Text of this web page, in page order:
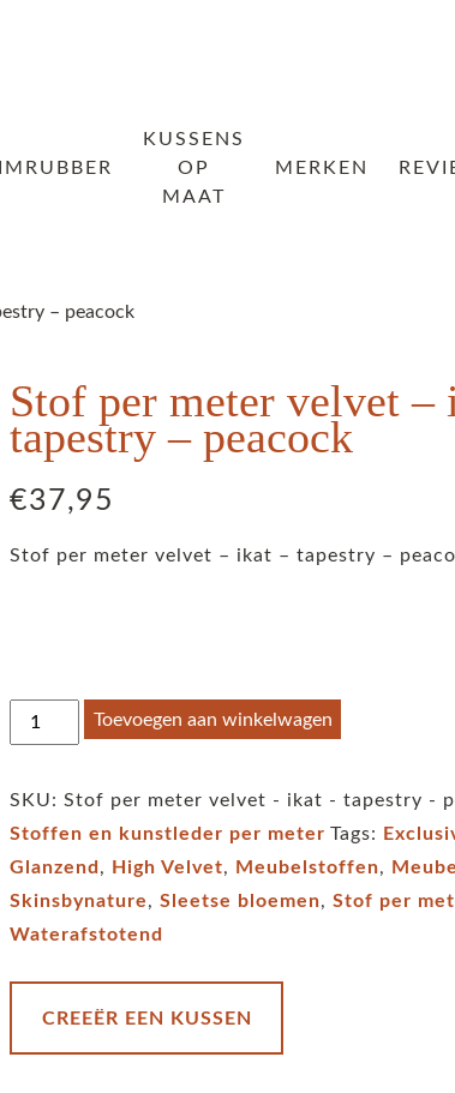
KUSSENS
OP
MAAT
MERKEN
– peacock
Stof per meter velvet –
tapestry – peacock
€37,95
Stof per meter velvet – ikat – tapestry –
Stof
per
-
peacock
aantal
Toevoegen aan winkelwagen
SKU:Stof per meter velvet - ikat - tapestry -
Stoffen en kunstleder per meter Tags:
Glanzend , High Velvet, Meubelstoffen,
Skinsbynature,Sleetse bloemen,Stof per
Waterafstotend
CREEËR EEN KUSSEN